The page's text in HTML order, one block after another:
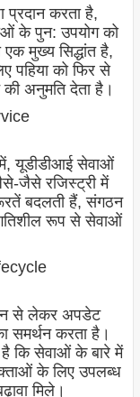
प्रदान करता है,
के पुन: उपयोग को
मुख्य सिद्धांत है,
पहिया को फिर से
अनुमति देता है।
में, यूडीडीआई सेवाओं
जैसे रजिस्ट्री में
बदलती हैं, संगठन
रूप से सेवाओं
से लेकर अपडेट
समर्थन करता है।
कि सेवाओं के बारे में
के लिए उपलब्ध
मिले।